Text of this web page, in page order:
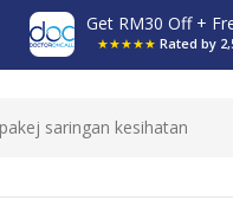
Get RM30 Off +
★★★★★ Rated by